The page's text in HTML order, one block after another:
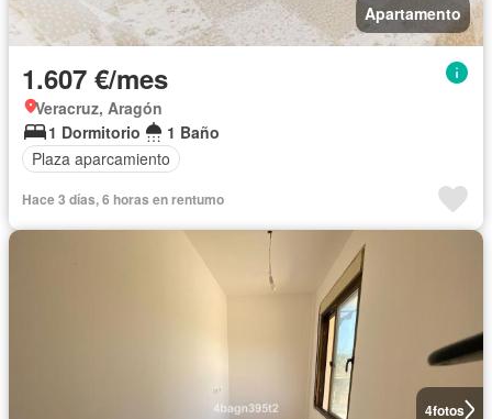
Apartamento
1.607 €/mes
Veracruz, Aragón
1 Dormitorio
1 Baño
Plaza aparcamiento
Hace 3 días, 6 horas en rentumo
4fotos